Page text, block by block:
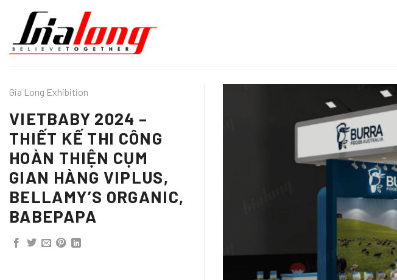
dung
Gia Long Exhibition
VIETBABY 2024 –
THIẾT KẾ THI CÔNG
HOÀN THIỆN CỤM
GIAN HÀNG VIPLUS,
BELLAMY’S ORGANIC,
BABEPAPA